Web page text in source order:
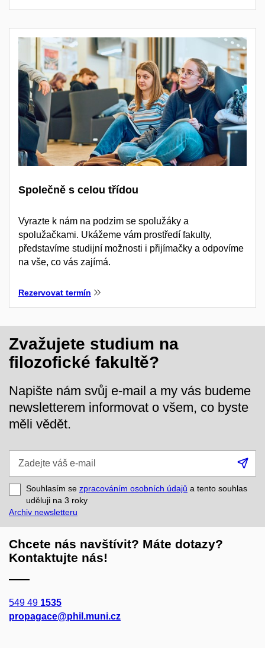
Společně s celou třídou
Vyrazte k nám na podzim se spolužáky a
spolužačkami. Ukážeme vám prostředí fakulty,
představíme studijní možnosti i přijímačky a odpovíme
na vše, co vás zajímá.
Rezervovat termín
Zvažujete studium na
filozofické fakultě?
Napište nám svůj e-mail a my vás budeme
newsletterem informovat o všem, co byste
měli vědět.
e-
mail
Souhlasím se zpracováním osobních údajů a tento souhlas
uděluji na 3 roky
Archiv newsletteru
Chcete nás navštívit? Máte dotazy?
Kontaktujte nás!
549 49 1535
propagace@phil.muni.cz